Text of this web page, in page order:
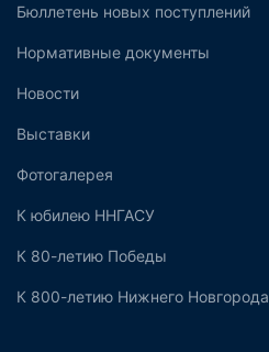
Бюллетень новых поступлений
Нормативные документы
Новости
Выставки
Фотогалерея
К юбилею ННГАСУ
К 80-летию Победы
К 800-летию Нижнего Новгорода